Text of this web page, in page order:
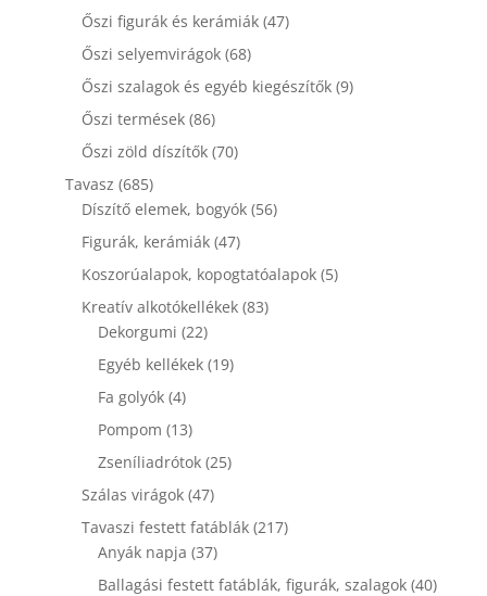
termék
Őszi figurák és kerámiák 4747
Őszi selyemvirágok 6868
termék
Őszi szalagok és egyéb kiegészítők 99
Őszi termések 8686
termék
Őszi zöld díszítők 7070
Tavasz 685685
termék
Díszítő elemek, bogyók 5656
Figurák, kerámiák 4747
termék
Koszorúalapok, kopogtatóalapok 55
Kreatív alkotókellékek 8383
Dekorgumi 2222
termék
Egyéb kellékek 1919
Fa golyók 44
termék
Pompom 1313
termék
Zseníliadrótok 2525
Szálas virágok 4747
termék
Tavaszi festett fatáblák 217217
Anyák napja 3737
termék
Ballagási festett fatáblák, figurák, szalagok 4040